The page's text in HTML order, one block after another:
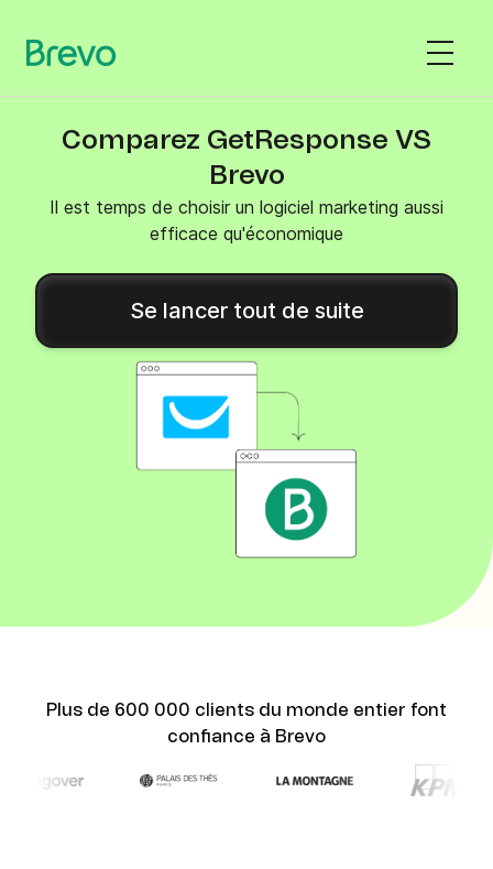
Comparez GetResponse VS
Brevo
Il est temps de choisir un logiciel marketing aussi
efficace qu'économique
Se lancer tout de suite
Plus de 600 000 clients du monde entier font
confiance à Brevo